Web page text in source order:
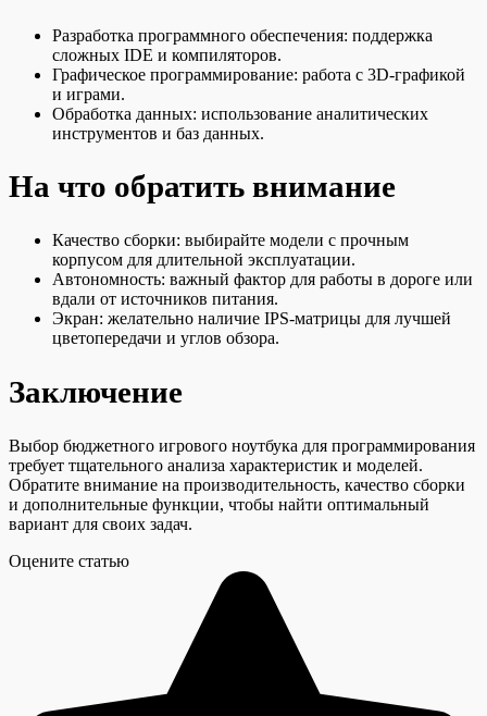
Разработка программного обеспечения: поддержка
сложных IDE и компиляторов.
Графическое программирование: работа с 3D-графикой
и играми.
Обработка данных: использование аналитических
инструментов и баз данных.
На что обратить внимание
Качество сборки: выбирайте модели с прочным
корпусом для длительной эксплуатации.
Автономность: важный фактор для работы в дороге или
вдали от источников питания.
Экран: желательно наличие IPS-матрицы для лучшей
цветопередачи и углов обзора.
Заключение
Выбор бюджетного игрового ноутбука для программирования
требует тщательного анализа характеристик и моделей.
Обратите внимание на производительность, качество сборки
и дополнительные функции, чтобы найти оптимальный
вариант для своих задач.
Оцените статью